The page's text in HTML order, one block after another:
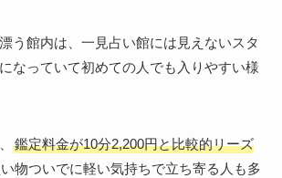
う館内は、一見占い館には見えないスタ
なっていて初めての人でも入りやすい様
鑑定料金が10分2,200円と比較的リーズ
物ついでに軽い気持ちで立ち寄る人も多